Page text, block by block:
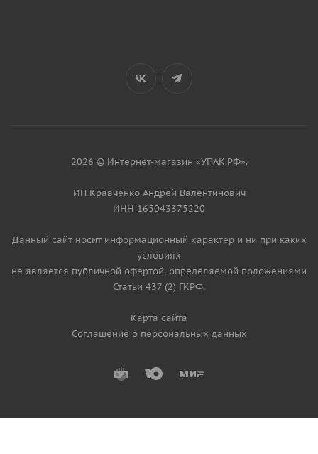
2026 © Интернет-магазин «УПАК.РФ».
ИП Кравченко Андрей Валентинович
ИНН 165043375220
Данный сайт носит информационный характер и ни при каких
условиях
не является публичной офертой, определяемой положениями
Статьи 437 (2) ГКРФ.
Карта сайта
Соглашение о персональных данных